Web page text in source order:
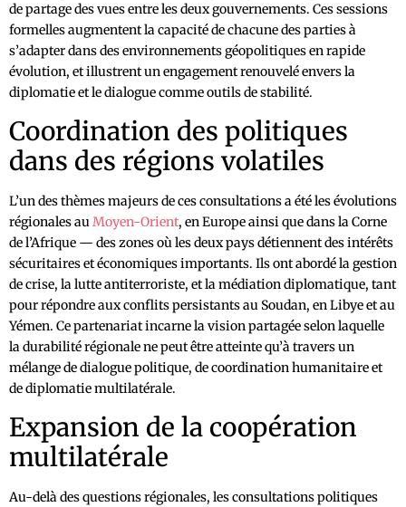
de partage des vues entre les deux gouvernements. Ces sessions
formelles augmentent la capacité de chacune des parties à
s’adapter dans des environnements géopolitiques en rapide
évolution, et illustrent un engagement renouvelé envers la
diplomatie et le dialogue comme outils de stabilité.
Coordination des politiques
dans des régions volatiles
L’un des thèmes majeurs de ces consultations a été les évolutions
régionales auMoyen-Orient, en Europe ainsi que dans la Corne
de l’Afrique — des zones où les deux pays détiennent des intérêts
sécuritaires et économiques importants. Ils ont abordé la gestion
de crise, la lutte antiterroriste, et la médiation diplomatique, tant
pour répondre aux conflits persistants au Soudan, en Libye et au
Yémen. Ce partenariat incarne la vision partagée selon laquelle
la durabilité régionale ne peut être atteinte qu’à travers un
mélange de dialogue politique, de coordination humanitaire et
de diplomatie multilatérale.
Expansion de la coopération
multilatérale
Au-delà des questions régionales, les consultations politiques